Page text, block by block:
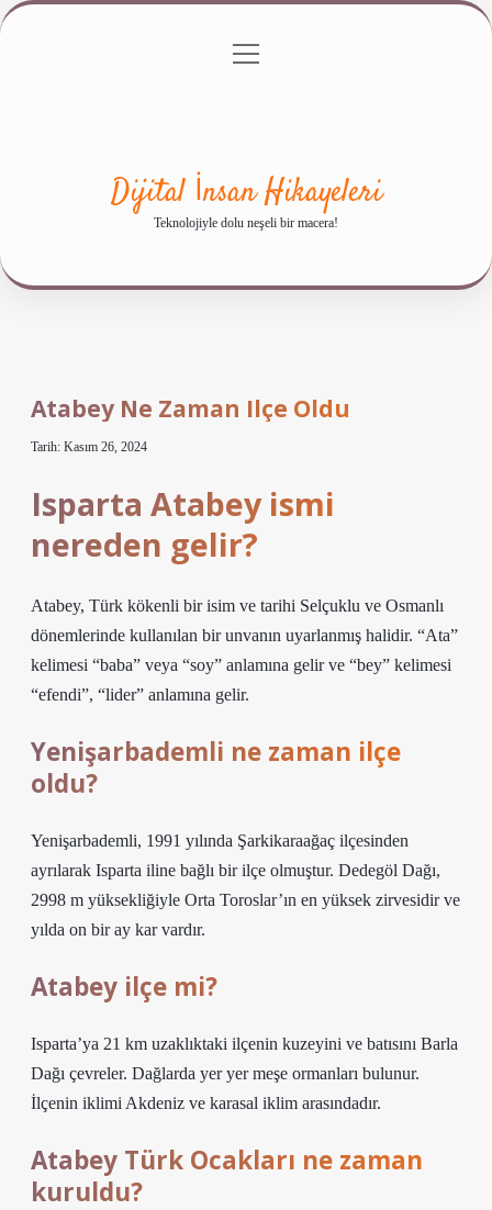
Gizlilik Politikası
menüyü
Dijital İnsan Hikayeleri
Teknolojiyle dolu neşeli bir macera!
Atabey Ne Zaman Ilçe Oldu
Tarih: Kasım 26, 2024
Isparta Atabey ismi
nereden gelir?
Atabey, Türk kökenli bir isim ve tarihi Selçuklu ve Osmanlı
dönemlerinde kullanılan bir unvanın uyarlanmış halidir. “Ata”
kelimesi “baba” veya “soy” anlamına gelir ve “bey” kelimesi
“efendi”, “lider” anlamına gelir.
Yenişarbademli ne zaman ilçe
oldu?
Yenişarbademli, 1991 yılında Şarkikaraağaç ilçesinden
ayrılarak Isparta iline bağlı bir ilçe olmuştur. Dedegöl Dağı,
2998 m yüksekliğiyle Orta Toroslar’ın en yüksek zirvesidir ve
yılda on bir ay kar vardır.
Atabey ilçe mi?
Isparta’ya 21 km uzaklıktaki ilçenin kuzeyini ve batısını Barla
Dağı çevreler. Dağlarda yer yer meşe ormanları bulunur.
İlçenin iklimi Akdeniz ve karasal iklim arasındadır.
Atabey Türk Ocakları ne zaman
kuruldu?